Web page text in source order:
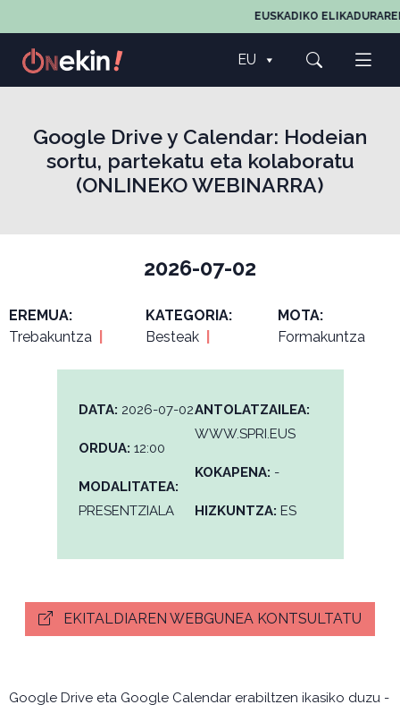
EUSKADIKO
EU
Google Drive y Calendar: Hodeian
sortu, partekatu eta kolaboratu
(ONLINEKO WEBINARRA)
2026-07-02
EREMUA:
Trebakuntza
KATEGORIA:
Besteak
MOTA:
Formakuntza
DATA: 2026-07-02
ORDUA: 12:00
MODALITATEA:
PRESENTZIALA
ANTOLATZAILEA:
WWW.SPRI.EUS
KOKAPENA: -
HIZKUNTZA: ES
EKITALDIAREN WEBGUNEA KONTSULTATU
Google Drive eta Google Calendar erabiltzen ikasiko duzu -